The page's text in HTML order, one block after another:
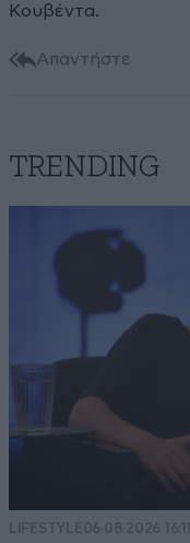
Κουβέντα.
Απαντήστε
TRENDING
LIFESTYLE06·08·2026 16:11